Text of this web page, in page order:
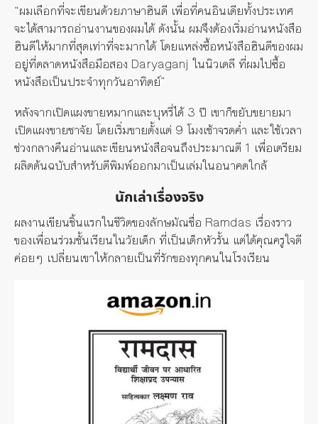
“ผมเลือกที่จะเขียนด้วยภาษาฮินดี เพื่อที่คนอินเดียทั้งประเทศ
จะได้สามารถอ่านงานของผมได้ ดังนั้น ผมจึงต้องเริ่มอ่านหนังสือ
ฮินดีให้มากที่สุดเท่าที่จะมากได้ โดยแหล่งซื้อหนังสือฮินดีของผม
อยู่ที่ตลาดหนังสือมือสอง Daryaganj ในนิวเดลี ที่ผมไปซื้อ
หนังสือเป็นประจำทุกวันอาทิตย์”
หลังจากเปิดแผงขายหมากและบุหรี่ได้ 3 ปี เขาก็ขยับขยายมา
เปิดแผงขายชาจัย โดยเริ่มขายตั้งแต่ 9 โมงเช้าจรดค่ำ และใช้เวลา
ช่วงกลางคืนอ่านและเขียนหนังสือจนถึงประมาณตี 1 เพื่อเตรียม
ผลิตต้นฉบับสำหรับตีพิมพ์ออกมาเป็นเล่มในอนาคตใกล้
นักเล่าเรื่องจริง
ผลงานเขียนชิ้นแรกในชีวิตของลักษมัณชื่อ Ramdas เรื่องราว
ของเพื่อนร่วมชั้นเรียนในวัยเด็ก ที่เป็นเด็กหัวรั้น แต่ได้คุณครูใจดี
ค่อยๆ เปลี่ยนเขาให้กลายเป็นที่รักของทุกคนในโรงเรียน